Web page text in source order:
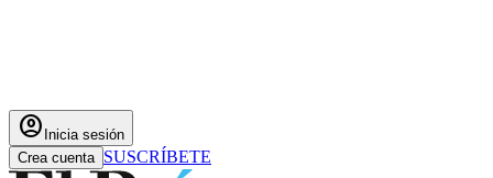
account_circle Inicia sesión
Crea cuenta SUSCRÍBETE